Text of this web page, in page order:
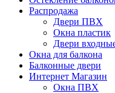
Распродажа
Двери ПВХ
Окна пластик
Двери
Окна для балкона
Балконные двери
Интернет Магазин
Окна ПВХ